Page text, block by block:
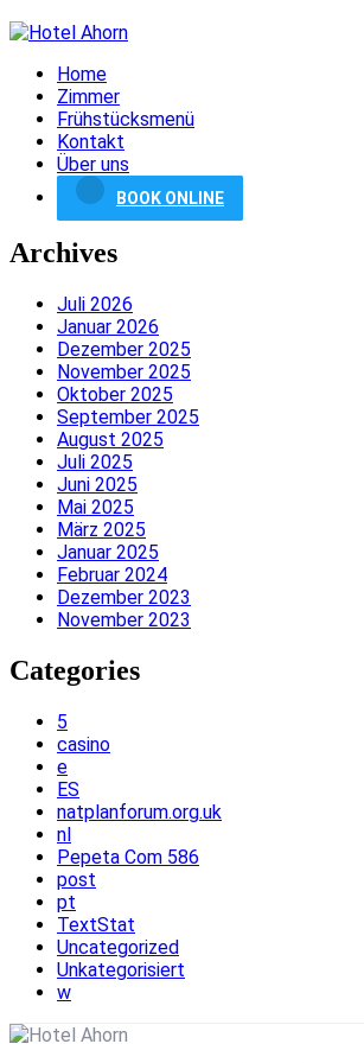
Home
Zimmer
Frühstücksmenü
Kontakt
Über uns
BOOK ONLINE
Archives
Juli 2026
Januar 2026
Dezember 2025
November 2025
Oktober 2025
September 2025
August 2025
Juli 2025
Juni 2025
Mai 2025
März 2025
Januar 2025
Februar 2024
Dezember 2023
November 2023
Categories
5
casino
e
ES
natplanforum.org.uk
nl
Pepeta Com 586
post
pt
TextStat
Uncategorized
Unkategorisiert
w